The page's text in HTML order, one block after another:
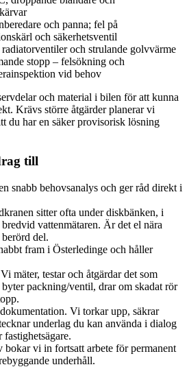
och panna; fel på
och säkerhetsventil
och strulande golvvärme
stopp – felsökning och
vid behov
och material i bilen för att kunna
Krävs större åtgärder planerar vi
du har en säker provisorisk lösning
till
snabb behovsanalys och ger råd direkt i
sitter ofta under diskbänken, i
vattenmätaren. Är det el nära
del.
fram i Österledinge och håller
mäter, testar och åtgärdar det som
packning/ventil, drar om skadat rör
Vi torkar upp, säkrar
underlag du kan använda i dialog
vi in fortsatt arbete för permanent
underhåll.